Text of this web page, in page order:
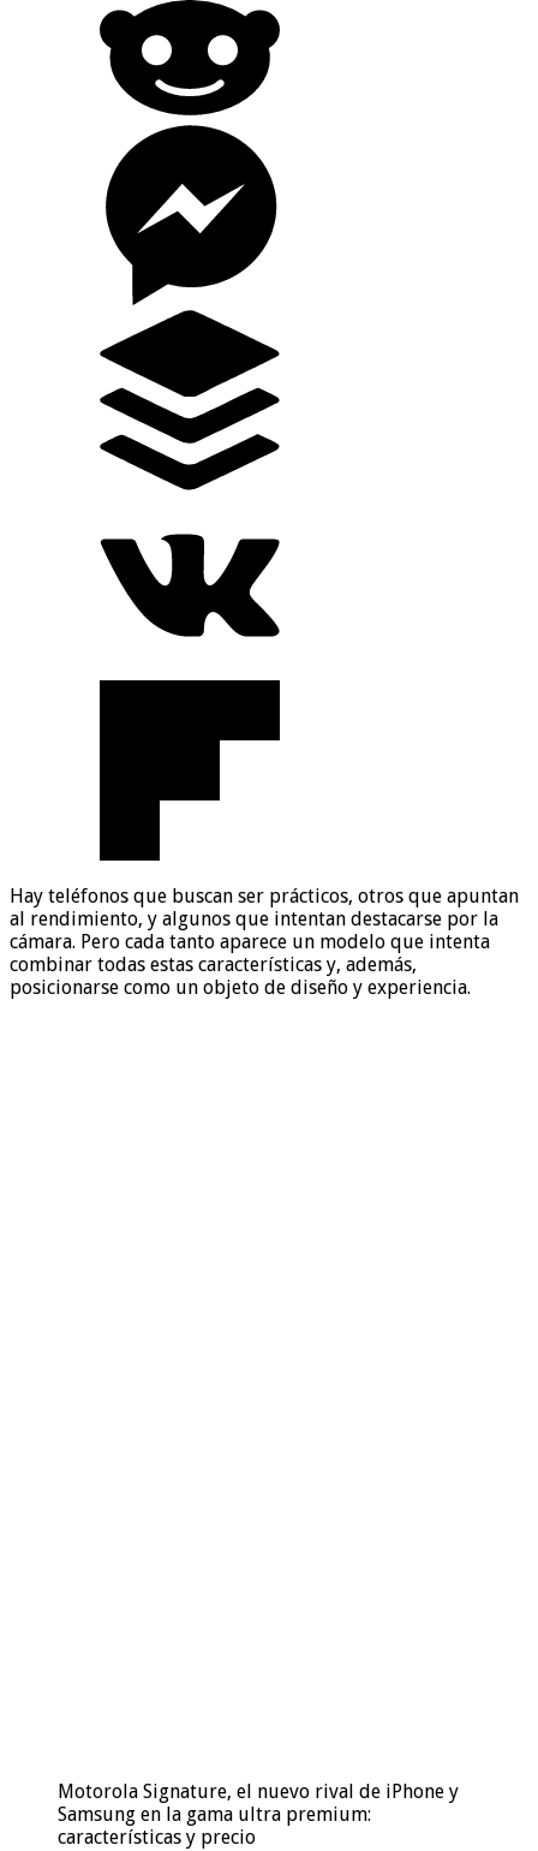
Hay teléfonos que buscan ser prácticos, otros que apuntan
al rendimiento, y algunos que intentan destacarse por la
cámara. Pero cada tanto aparece un modelo que intenta
combinar todas estas características y, además,
posicionarse como un objeto de diseño y experiencia.
Motorola Signature, el nuevo rival de iPhone y
Samsung en la gama ultra premium:
características y precio